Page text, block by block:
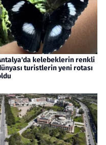
kelebeklerin renkli
turistlerin yeni rotası